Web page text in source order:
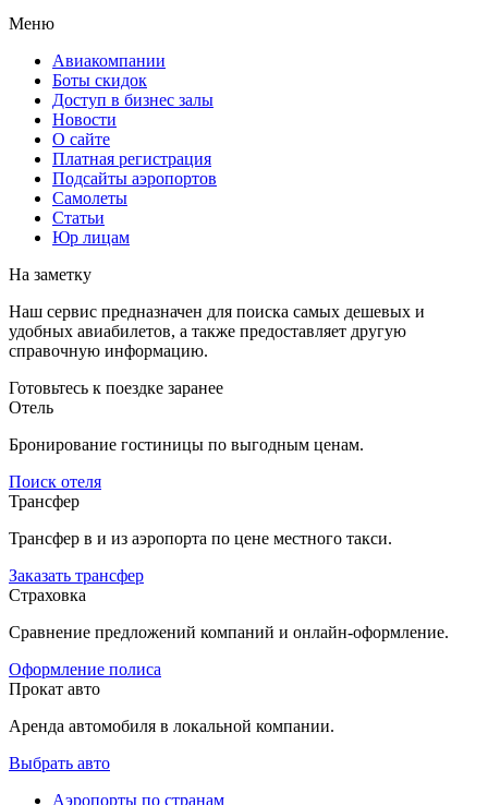
Меню
Авиакомпании
Боты скидок
Доступ в бизнес залы
Новости
О сайте
Платная регистрация
Подсайты аэропортов
Самолеты
Статьи
Юр лицам
На заметку
Наш сервис предназначен для поиска самых дешевых и
удобных авиабилетов, а также предоставляет другую
справочную информацию.
Готовьтесь к поездке заранее
Отель
Бронирование гостиницы по выгодным ценам.
Поиск отеля
Трансфер
Трансфер в и из аэропорта по цене местного такси.
Заказать трансфер
Страховка
Сравнение предложений компаний и онлайн-оформление.
Оформление полиса
Прокат авто
Аренда автомобиля в локальной компании.
Выбрать авто
Аэропорты по странам